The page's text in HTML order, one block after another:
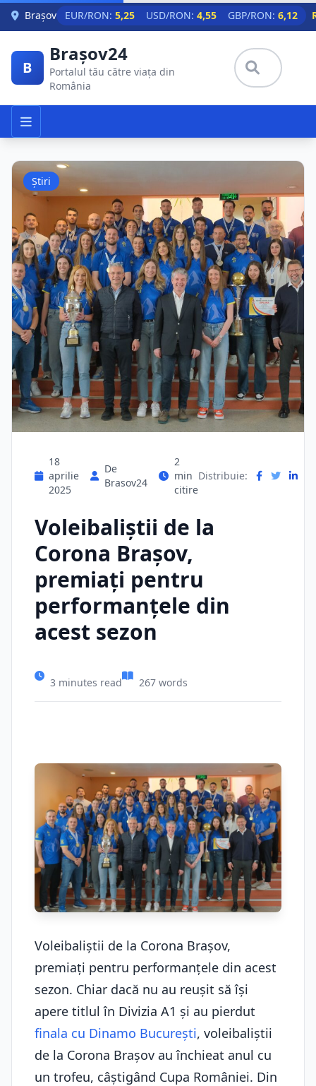
Skip to main content
Brașov EUR/RON: 5,25 USD/RON: 4,55 GBP/RON: 6,12
B
Brașov24
Portalul tău către viața din
România
Știri
18
aprilie
2025
De
Brasov24
2
min
citire
Distribuie:
Voleibaliştii de la
Corona Braşov,
premiaţi pentru
performanţele din
acest sezon
3 minutes read 267 words
Voleibaliştii de la Corona Braşov,
premiaţi pentru performanţele din acest
sezon. Chiar dacă nu au reuşit să îşi
apere titlul în Divizia A1 şi au pierdut
finala cu Dinamo Bucureşti, voleibaliştii
de la Corona Braşov au închieat anul cu
un trofeu, câştigând Cupa României. Din